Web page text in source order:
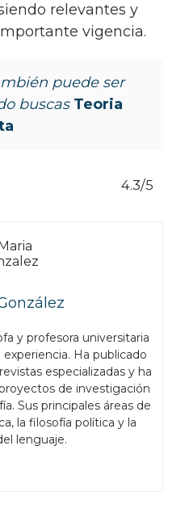
relevantes y
vigencia.
buscas Teoria
4.3/5
Ha publicado
especializadas y ha
de investigación
Sus principales áreas de
la filosofía política y la
lenguaje.